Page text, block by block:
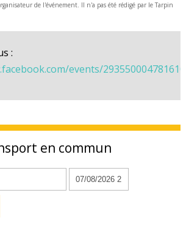
de l'événement. Il n'a pas été rédigé par le Tarpin
:
events/
en commun